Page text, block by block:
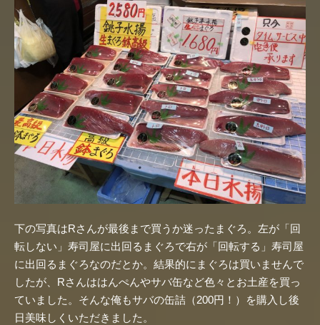
下の写真はRさんが最後まで買うか迷ったまぐろ。左が「回
転しない」寿司屋に出回るまぐろで右が「回転する」寿司屋
に出回るまぐろなのだとか。結果的にまぐろは買いませんで
したが、Rさんははんぺんやサバ缶など色々とお土産を買っ
ていました。そんな俺もサバの缶詰（200円！）を購入し後
日美味しくいただきました。